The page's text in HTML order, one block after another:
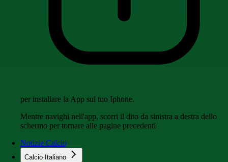
per installare la App sul tuo Iphone.
Mentre navighi nell'app, scorri il dito da sinistra a destra dello
schermo per tornare alle pagine precedenti
Notizie Calcio
Calcio Italiano